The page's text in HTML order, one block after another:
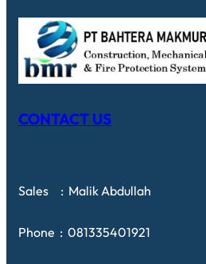
CONTACT US
Sales : Malik Abdullah
Phone : 081335401921